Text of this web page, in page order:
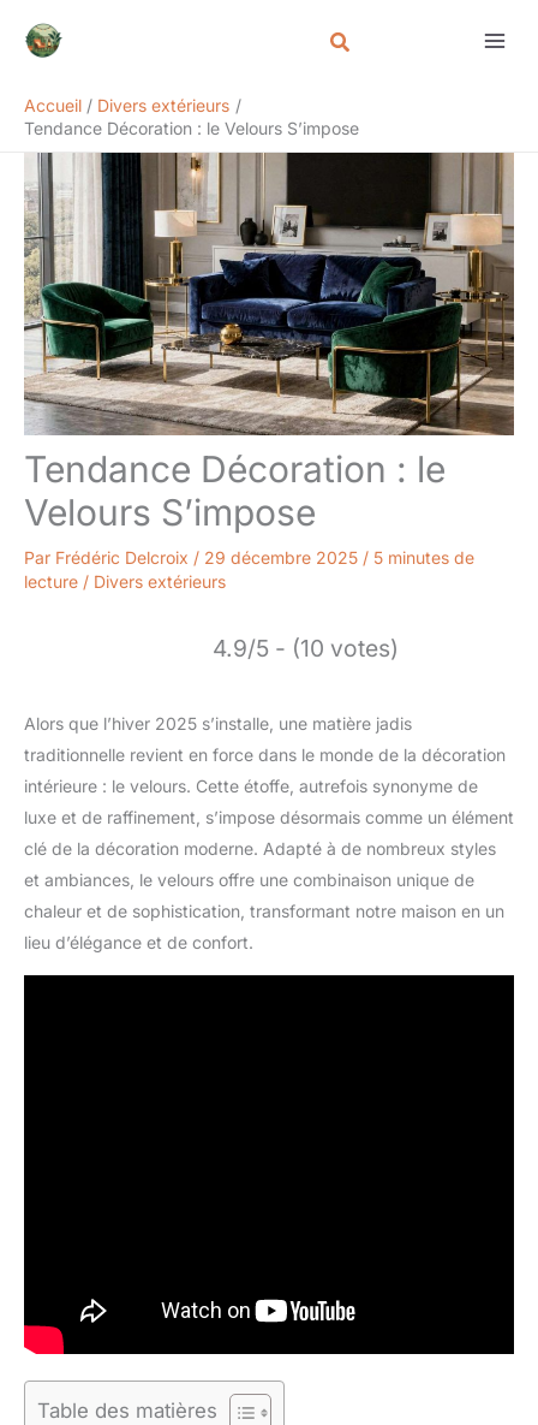
Accueil
Divers extérieurs
Tendance Décoration : le Velours S’impose
Tendance Décoration : le
Velours S’impose
Par Frédéric Delcroix / 29 décembre 2025 / 5 minutes de
lecture / Divers extérieurs
4.9/5 - (10 votes)
Alors que l’hiver 2025 s’installe, une matière jadis
traditionnelle revient en force dans le monde de la décoration
intérieure : le velours. Cette étoffe, autrefois synonyme de
luxe et de raffinement, s’impose désormais comme un élément
clé de la décoration moderne. Adapté à de nombreux styles
et ambiances, le velours offre une combinaison unique de
chaleur et de sophistication, transformant notre maison en un
lieu d’élégance et de confort.
Table des matières